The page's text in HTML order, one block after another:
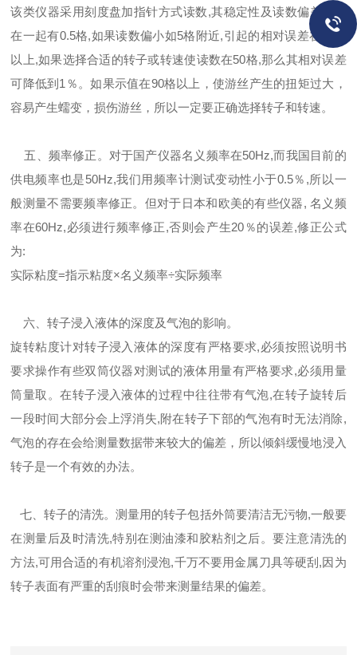
该类仪器采用刻度盘加指针方式读数,其稳定性及读数偏差综合
在一起有0.5格,如果读数偏小如5格附近,引起的相对误差在10％
以上,如果选择合适的转子或转速使读数在50格,那么其相对误差
可降低到1％。如果示值在90格以上，使游丝产生的扭矩过大，
容易产生蠕变，损伤游丝，所以一定要正确选择转子和转速。
五、频率修正。对于国产仪器名义频率在50Hz,而我国目前的
供电频率也是50Hz,我们用频率计测试变动性小于0.5％,所以一
般测量不需要频率修正。但对于日本和欧美的有些仪器, 名义频
率在60Hz,必须进行频率修正,否则会产生20％的误差,修正公式
为:
实际粘度=指示粘度×名义频率÷实际频率
六、转子浸入液体的深度及气泡的影响。
旋转粘度计对转子浸入液体的深度有严格要求,必须按照说明书
要求操作有些双筒仪器对测试的液体用量有严格要求,必须用量
筒量取。在转子浸入液体的过程中往往带有气泡,在转子旋转后
一段时间大部分会上浮消失,附在转子下部的气泡有时无法消除,
气泡的存在会给测量数据带来较大的偏差，所以倾斜缓慢地浸入
转子是一个有效的办法。
七、转子的清洗。测量用的转子包括外筒要清洁无污物,一般要
在测量后及时清洗,特别在测油漆和胶粘剂之后。要注意清洗的
方法,可用合适的有机溶剂浸泡,千万不要用金属刀具等硬刮,因为
转子表面有严重的刮痕时会带来测量结果的偏差。